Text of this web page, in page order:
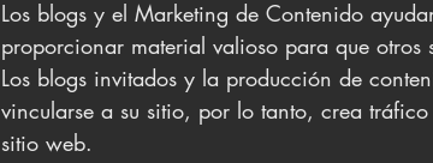
Los blogs y el Marketing de Contenido
proporcionar material valioso para que otros
Los blogs invitados y la producción de
vincularse a su sitio, por lo tanto, crea
sitio web.